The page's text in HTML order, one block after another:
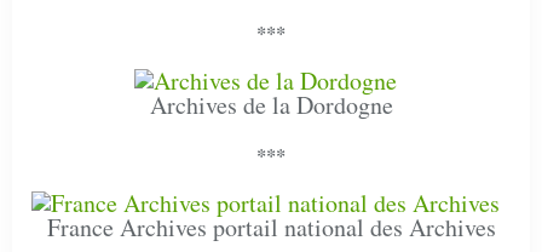
***
Archives de la Dordogne
***
France Archives portail national des Archives